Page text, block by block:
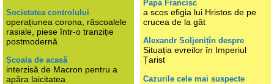
Societatea controlului
operațiunea corona, răscoalele
rasiale, piese într-o tranziție
postmodernă
Școala de acasă
interzisă de Macron pentru a
apăra laicitatea
Papa Francisc
a scos efigia lui Hristos de pe
crucea de la gât
Alexandr Soljenițîn despre
Situația evreilor în Imperiul
Țarist
Cazurile cele mai suspecte